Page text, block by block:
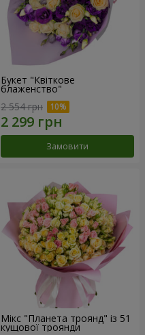
Букет "Квіткове
блаженство"
2 554 грн
Замовити
Мікс "Планета троянд" із 51
кущової троянди